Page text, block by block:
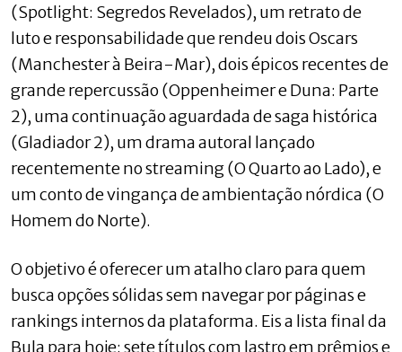
(Spotlight: Segredos Revelados), um retrato de
luto e responsabilidade que rendeu dois Oscars
(Manchester à Beira-Mar), dois épicos recentes de
grande repercussão (Oppenheimer e Duna: Parte
2), uma continuação aguardada de saga histórica
(Gladiador 2), um drama autoral lançado
recentemente no streaming (O Quarto ao Lado), e
um conto de vingança de ambientação nórdica (O
Homem do Norte).
O objetivo é oferecer um atalho claro para quem
busca opções sólidas sem navegar por páginas e
rankings internos da plataforma. Eis a lista final da
Bula para hoje: sete títulos com lastro em prêmios e